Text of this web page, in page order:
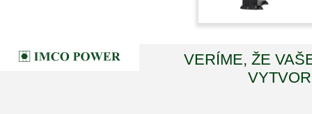
VERÍME, ŽE